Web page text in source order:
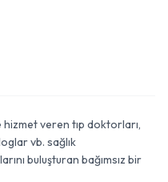
veren tıp doktorları,
vb. sağlık
buluşturan bağımsız bir